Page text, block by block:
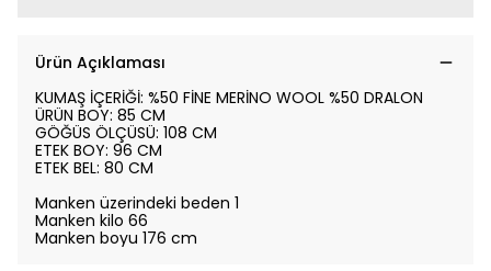
Ürün Açıklaması
KUMAŞ İÇERİĞİ: %50 FİNE MERİNO WOOL %50 DRALON
ÜRÜN BOY: 85 CM
GÖĞÜS ÖLÇÜSÜ: 108 CM
ETEK BOY: 96 CM
ETEK BEL: 80 CM
Manken üzerindeki beden 1
Manken kilo 66
Manken boyu 176 cm